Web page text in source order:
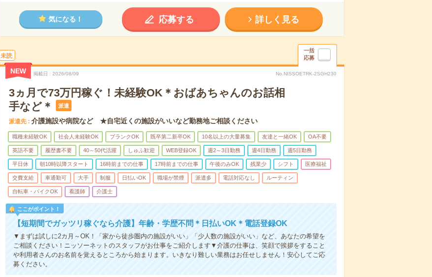
気になる！ 応募する 詳しく見る
未読
一括
応募
NEW 掲載日 2026/08/09 No.NISSOETRK-2SGH230
3ヵ月で73万円稼ぐ！未経験OK＊おばあちゃんのお話相
手など＊
派遣
派遣先 介護施設や病院など ★自宅近くの施設がいいなど勤務地ご相談ください
職種未経験OK 社会人未経験OK ブランクOK 既卒第二新卒OK 10名以上の大量募集 友達と一緒OK OA不要
英語不要 履歴書不要 40～50代活躍 しゅふ歓迎 WEB登録OK 週2～3日勤務 週4日勤務 週5日勤務
平日休 朝10時以降スタート 16時前までの仕事 17時前までの仕事 午後のみOK 残業少 シフト 医療福祉
交費支給 車通勤可 大手 制服 日払いOK 職場が禁煙 派遣多 電話対応なし ルーティン
自転車・バイクOK 看護師 介護士
ここがポイント！
【短期間でガッツリ稼ぐなら介護】年齢・学歴不問＊日払いOK＊電話登録OK
▼まずは試しに2カ月～OK！「家から徒歩圏内の施設がいい」「少人数の施設がいい」など、あなたの希望を
ご相談ください！ニッソーネットのスタッフがお仕事をご紹介します▼介護の仕事は、笑顔で挨拶をすること
や利用者さんのお名前を覚えるところから始まります。いきなり難しい業務はお任せしません！安心してご応
募ください。